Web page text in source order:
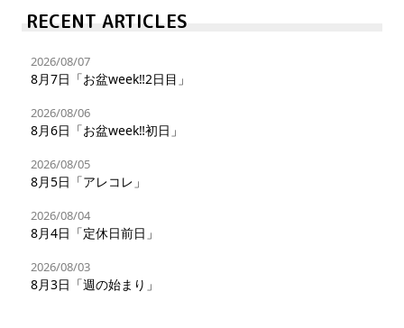
RECENT ARTICLES
2026/08/07
8月7日「お盆week‼︎2日目」
2026/08/06
8月6日「お盆week‼︎初日」
2026/08/05
8月5日「アレコレ」
2026/08/04
8月4日「定休日前日」
2026/08/03
8月3日「週の始まり」